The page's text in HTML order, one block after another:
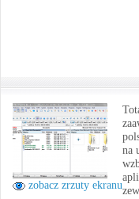
zobacz zrzuty ekranu
na